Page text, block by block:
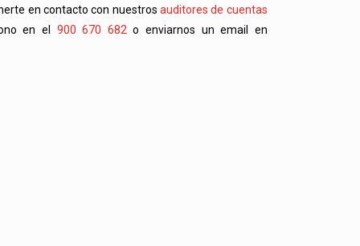
en contacto con nuestros auditores de cuentas
en el 900 670 682 o enviarnos un email en